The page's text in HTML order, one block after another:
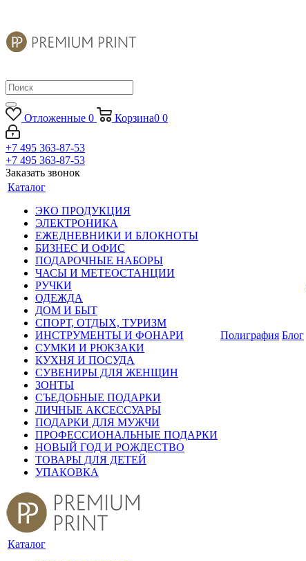
Отложенные 0 Корзина0 0
+7 495 363-87-53
+7 495 363-87-53
Заказать звонок
Каталог
ЭКО ПРОДУКЦИЯ
ЭЛЕКТРОНИКА
ЕЖЕДНЕВНИКИ И БЛОКНОТЫ
БИЗНЕС И ОФИС
ПОДАРОЧНЫЕ НАБОРЫ
ЧАСЫ И МЕТЕОСТАНЦИИ
РУЧКИ
ОДЕЖДА
ДОМ И БЫТ
СПОРТ, ОТДЫХ, ТУРИЗМ
ИНСТРУМЕНТЫ И ФОНАРИ
СУМКИ И РЮКЗАКИ
КУХНЯ И ПОСУДА
СУВЕНИРЫ ДЛЯ ЖЕНЩИН
ЗОНТЫ
СЪЕДОБНЫЕ ПОДАРКИ
ЛИЧНЫЕ АКСЕССУАРЫ
ПОДАРКИ ДЛЯ МУЖЧИ
ПРОФЕССИОНАЛЬНЫЕ ПОДАРКИ
НОВЫЙ ГОД И РОЖДЕСТВО
ТОВАРЫ ДЛЯ ДЕТЕЙ
УПАКОВКА
Полиграфия Блог
Каталог